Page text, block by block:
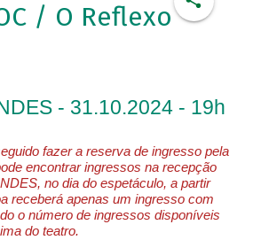
/ O Reflexo
- 31.10.2024 - 19h
fazer a reserva de ingresso pela
encontrar ingressos na recepção
no dia do espetáculo, a partir
receberá apenas um ingresso com
o número de ingressos disponíveis
do teatro.